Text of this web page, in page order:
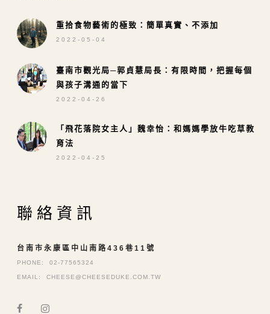
重拾食物藝術的極致：簡單真實、不添加
2022-05-04
臺南市觀光局─郭貞慧局長：有限時間，把握每個
與孩子溝通的當下
2022-04-26
「飛花落院女主人」魏幸怡：和媽媽學放牛吃草教
育法
2022-04-25
聯絡資訊
台南市永康區中山南路436巷11號
PHONE: 02-77565324
EMAIL: CHEESE@CHEESEDUKE.COM.TW